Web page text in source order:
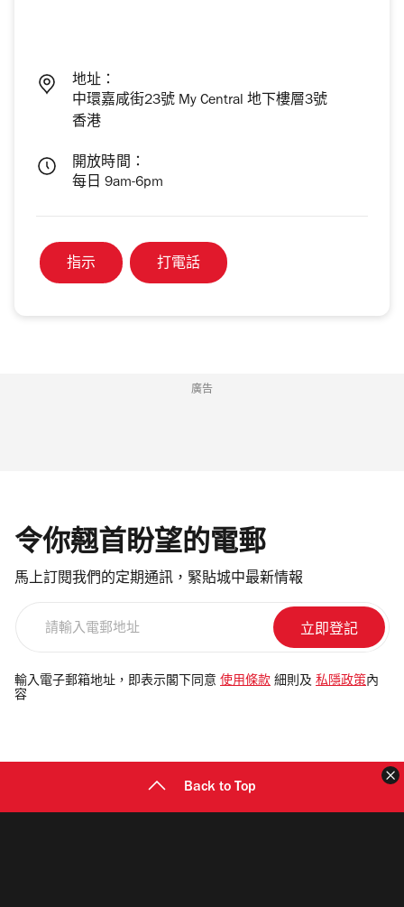
地址：
中環嘉咸街23號 My Central 地下樓層3號
香港
開放時間：
每日 9am-6pm
指示 打電話
廣告
令你翹首盼望的電郵
馬上訂閱我們的定期通訊，緊貼城中最新情報
電
郵
輸入電子郵箱地址，即表示閣下同意 使用條款 細則及 私隱政策 內
容
Back to Top